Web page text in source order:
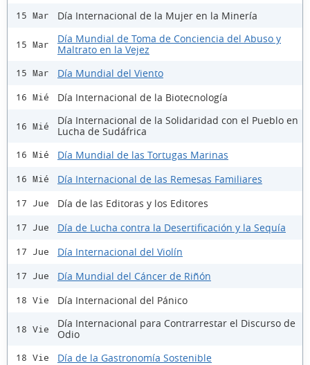
15 Mar Día Internacional de la Mujer en la Minería
15 Mar
Día Mundial de Toma de Conciencia del Abuso y
Maltrato en la Vejez
15 Mar Día Mundial del Viento
16 Mié Día Internacional de la Biotecnología
16 Mié
Día Internacional de la Solidaridad con el Pueblo en
Lucha de Sudáfrica
16 Mié Día Mundial de las Tortugas Marinas
16 Mié Día Internacional de las Remesas Familiares
17 Jue Día de las Editoras y los Editores
17 Jue Día de Lucha contra la Desertificación y la Sequía
17 Jue Día Internacional del Violín
17 Jue Día Mundial del Cáncer de Riñón
18 Vie Día Internacional del Pánico
18 Vie
Día Internacional para Contrarrestar el Discurso de
Odio
18 Vie Día de la Gastronomía Sostenible